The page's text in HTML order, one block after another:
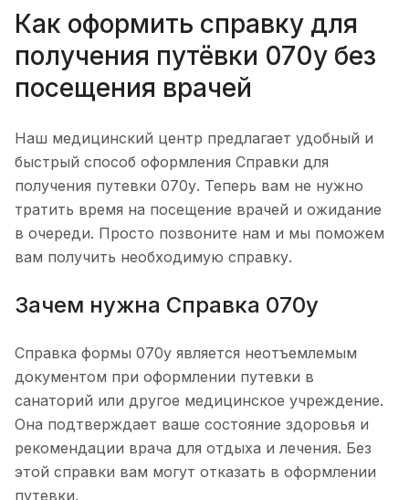
Как оформить справку для
получения путёвки 070у без
посещения врачей
Наш медицинский центр предлагает удобный и
быстрый способ оформления Справки для
получения путевки 070у. Теперь вам не нужно
тратить время на посещение врачей и ожидание
в очереди. Просто позвоните нам и мы поможем
вам получить необходимую справку.
Зачем нужна Справка 070у
Справка формы 070у является неотъемлемым
документом при оформлении путевки в
санаторий или другое медицинское учреждение.
Она подтверждает ваше состояние здоровья и
рекомендации врача для отдыха и лечения. Без
этой справки вам могут отказать в оформлении
путевки.